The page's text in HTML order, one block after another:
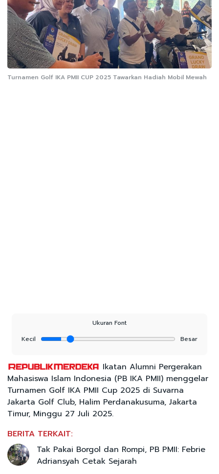
Turnamen Golf IKA PMII CUP 2025 Tawarkan Hadiah Mobil Mewah
Ukuran Font
Kecil
Besar
Ikatan Alumni Pergerakan
Mahasiswa Islam Indonesia (PB IKA PMII) menggelar
Turnamen Golf IKA PMII Cup 2025 di Suvarna
Jakarta Golf Club, Halim Perdanakusuma, Jakarta
Timur, Minggu 27 Juli 2025.
BERITA TERKAIT:
Tak Pakai Borgol dan Rompi, PB PMII: Febrie
Adriansyah Cetak Sejarah